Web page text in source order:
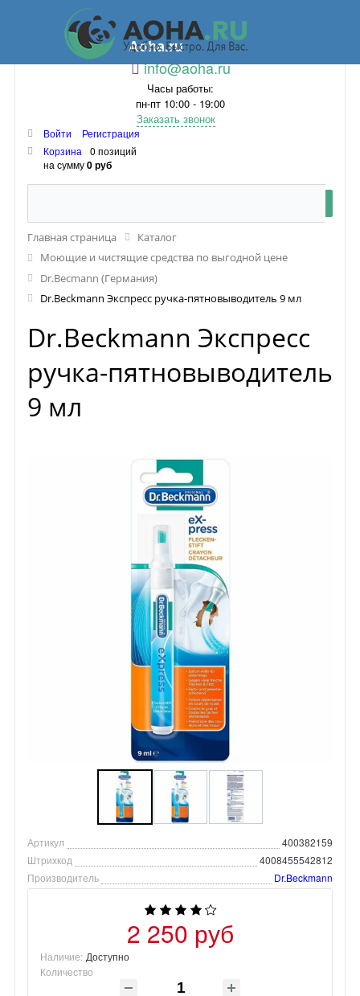
Aoha.ru
info@aoha.ru
Часы работы:
пн-пт 10:00 - 19:00
Заказать звонок
Войти
Регистрация
Корзина
0 позиций
на сумму0 руб
Главная страница
Каталог
Моющие и чистящие средства по выгодной цене
Dr.Becmann (Германия)
Dr.Beckmann Экспресс ручка-пятновыводитель 9 мл
Dr.Beckmann Экспресс
ручка-пятновыводитель
9 мл
Артикул
400382159
Штрихкод
4008455542812
Производитель
Dr.Beckmann
2 250 руб
Наличие: Доступно
Количество